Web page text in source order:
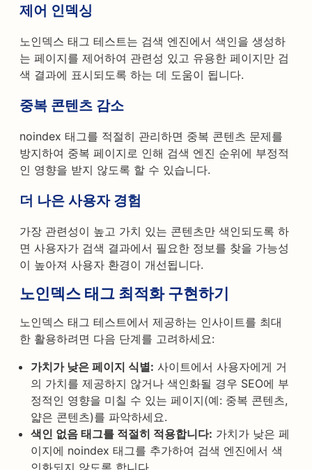
제어 인덱싱
노인덱스 태그 테스트는 검색 엔진에서 색인을 생성하
는 페이지를 제어하여 관련성 있고 유용한 페이지만 검
색 결과에 표시되도록 하는 데 도움이 됩니다.
중복 콘텐츠 감소
noindex 태그를 적절히 관리하면 중복 콘텐츠 문제를
방지하여 중복 페이지로 인해 검색 엔진 순위에 부정적
인 영향을 받지 않도록 할 수 있습니다.
더 나은 사용자 경험
가장 관련성이 높고 가치 있는 콘텐츠만 색인되도록 하
면 사용자가 검색 결과에서 필요한 정보를 찾을 가능성
이 높아져 사용자 환경이 개선됩니다.
노인덱스 태그 최적화 구현하기
노인덱스 태그 테스트에서 제공하는 인사이트를 최대
한 활용하려면 다음 단계를 고려하세요:
가치가 낮은 페이지 식별: 사이트에서 사용자에게 거
의 가치를 제공하지 않거나 색인화될 경우 SEO에 부
정적인 영향을 미칠 수 있는 페이지(예: 중복 콘텐츠,
얇은 콘텐츠)를 파악하세요.
색인 없음 태그를 적절히 적용합니다: 가치가 낮은 페
이지에 noindex 태그를 추가하여 검색 엔진에서 색
인화되지 않도록 합니다.